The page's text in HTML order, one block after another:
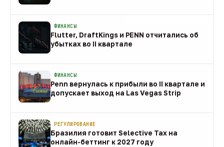
ФИНАНСЫ
Flutter, DraftKings и PENN отчитались об
убытках во II квартале
ФИНАНСЫ
Penn вернулась к прибыли во II квартале и
допускает выход на Las Vegas Strip
РЕГУЛИРОВАНИЕ
Бразилия готовит Selective Tax на
онлайн-беттинг к 2027 году